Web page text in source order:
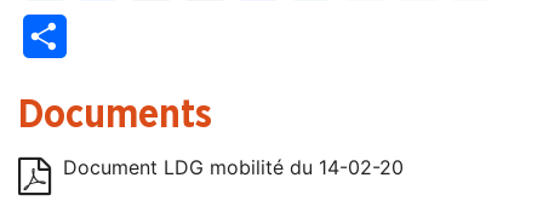
Documents
Document LDG mobilité du 14-02-20